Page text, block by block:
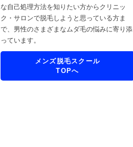
な自己処理方法を知りたい方からクリニッ
ク・サロンで脱毛しようと思っている方ま
で、男性のさまざまなムダ毛の悩みに寄り添
っています。
メンズ脱毛スクール
TOPへ